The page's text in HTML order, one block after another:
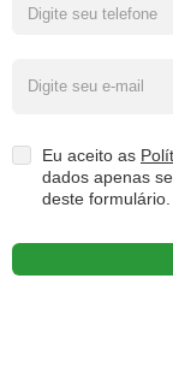
Eu aceito as
dados apenas
deste formulário.